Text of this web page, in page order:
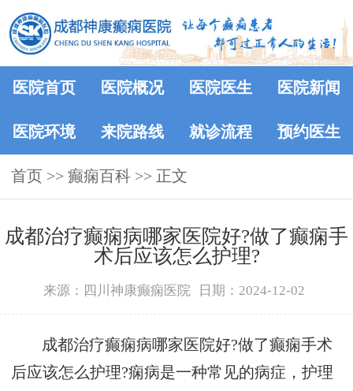
医院首页 医院概况 医院医生 医院新闻
医院环境 来院路线 就诊流程 预约医生
首页 >> 癫痫百科 >> 正文
成都治疗癫痫病哪家医院好?做了癫痫手
术后应该怎么护理?
来源：四川神康癫痫医院 日期：2024-12-02
成都治疗癫痫病哪家医院好?做了癫痫手术
后应该怎么护理?痫病是一种常见的病症，护理